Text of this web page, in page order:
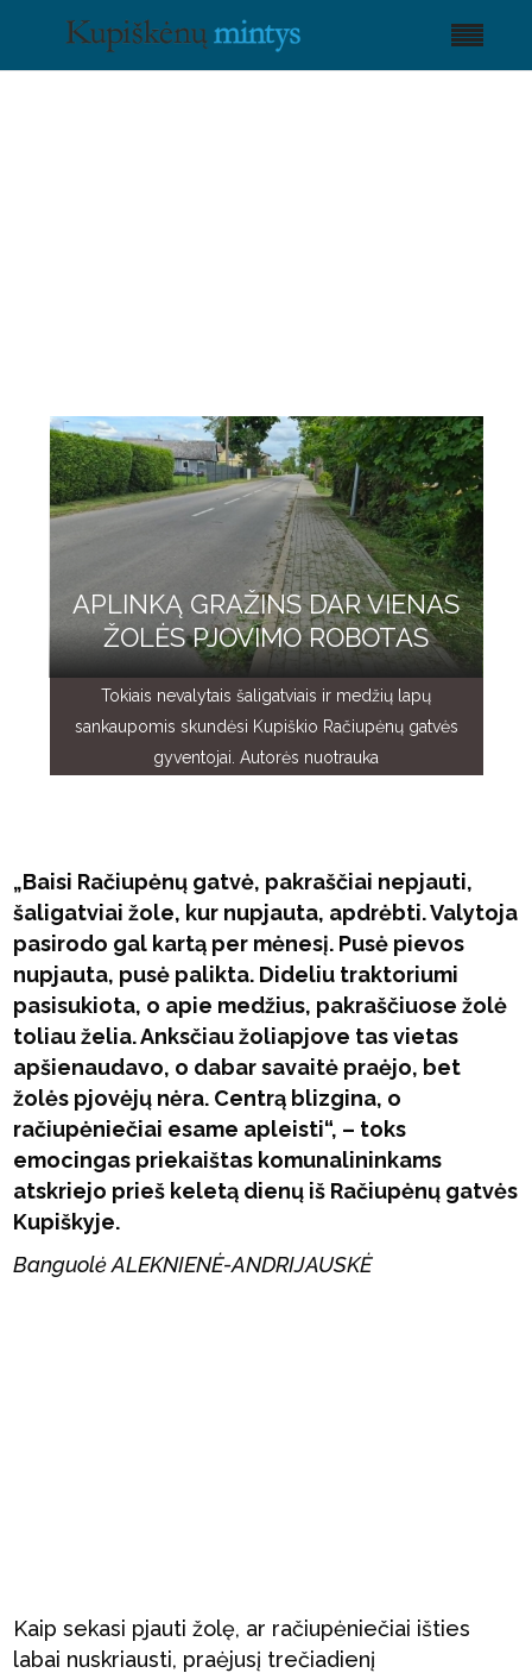
APLINKĄ GRAŽINS DAR VIENAS
ŽOLĖS PJOVIMO ROBOTAS
Tokiais nevalytais šaligatviais ir medžių lapų
sankaupomis skundėsi Kupiškio Račiupėnų gatvės
gyventojai. Autorės nuotrauka
„Baisi Račiupėnų gatvė, pakraščiai nepjauti,
šaligatviai žole, kur nupjauta, apdrėbti. Valytoja
pasirodo gal kartą per mėnesį. Pusė pievos
nupjauta, pusė palikta. Dideliu traktoriumi
pasisukiota, o apie medžius, pakraščiuose žolė
toliau želia. Anksčiau žoliapjove tas vietas
apšienaudavo, o dabar savaitė praėjo, bet
žolės pjovėjų nėra. Centrą blizgina, o
račiupėniečiai esame apleisti“, – toks
emocingas priekaištas komunalininkams
atskriejo prieš keletą dienų iš Račiupėnų gatvės
Kupiškyje.
Banguolė ALEKNIENĖ-ANDRIJAUSKĖ
Kaip sekasi pjauti žolę, ar račiupėniečiai išties
labai nuskriausti, praėjusį trečiadienį